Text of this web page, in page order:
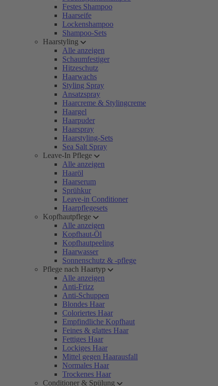
Festes Shampoo
Haarseife
Lockenshampoo
Shampoo-Sets
Haarstyling
Alle anzeigen
Schaumfestiger
Hitzeschutz
Haarwachs
Styling Spray
Ansatzspray
Haarcreme & Stylingcreme
Haargel
Haarpuder
Haarspray
Haarstyling-Sets
Sea Salt Spray
Leave-In Pflege
Alle anzeigen
Haaröl
Haarserum
Sprühkur
Leave-in Conditioner
Haarpflegesets
Kopfhautpflege
Alle anzeigen
Kopfhaut-Öl
Kopfhautpeeling
Haarwasser
Sonnenschutz & -pflege
Pflege nach Haartyp
Alle anzeigen
Anti-Frizz
Anti-Schuppen
Blondes Haar
Coloriertes Haar
Empfindliche Kopfhaut
Feines & glattes Haar
Fettiges Haar
Lockiges Haar
Mittel gegen Haarausfall
Normales Haar
Trockenes Haar
Conditioner & Spülung